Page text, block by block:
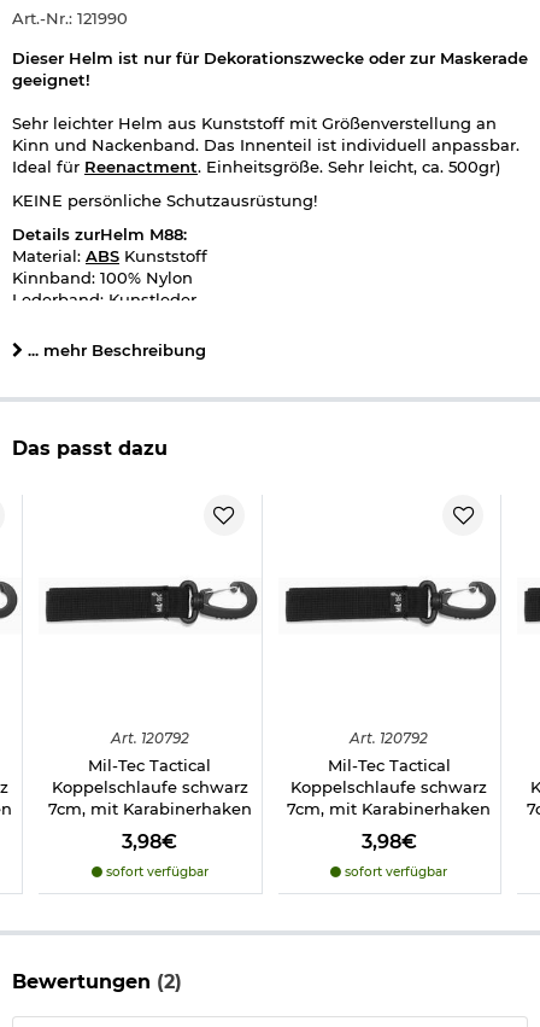
Art.-Nr.: 121990
Dieser Helm ist nur für Dekorationszwecke oder zur Maskerade
geeignet!
Sehr leichter Helm aus Kunststoff mit Größenverstellung an
Kinn und Nackenband. Das Innenteil ist individuell anpassbar.
Ideal für Reenactment. Einheitsgröße. Sehr leicht, ca. 500gr)
KEINE persönliche Schutzausrüstung!
Details zurHelm M88:
Material: ABS Kunststoff
Kinnband: 100% Nylon
Lederband: Kunstleder
Herstellerinformationen
... mehr Beschreibung
Das passt dazu
Art. 120792
Mil-Tec Tactical
Koppelschlaufe schwarz
7cm, mit Karabinerhaken
3,98€
sofort verfügbar
Art. 120792
Mil-Tec Tactical
Koppelschlaufe schwarz
7cm, mit Karabinerhaken
3,98€
sofort verfügbar
Bewertungen (2)